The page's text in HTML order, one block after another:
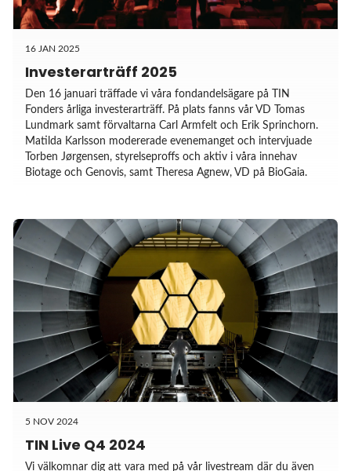
16 JAN 2025
Investerarträff 2025
Den 16 januari träffade vi våra fondandelsägare på TIN
Fonders årliga investerarträff. På plats fanns vår VD Tomas
Lundmark samt förvaltarna Carl Armfelt och Erik Sprinchorn.
Matilda Karlsson modererade evenemanget och intervjuade
Torben Jørgensen, styrelseproffs och aktiv i våra innehav
Biotage och Genovis, samt Theresa Agnew, VD på BioGaia.
5 NOV 2024
TIN Live Q4 2024
Vi välkomnar dig att vara med på vår livestream där du även